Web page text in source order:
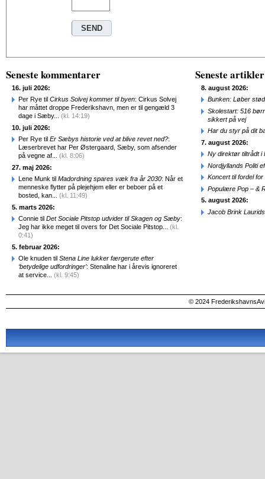
Seneste kommentarer
16. juli 2026:
Per Rye til Cirkus Solvej kommer til byen: Cirkus Solvej
har måttet droppe Frederikshavn, men er til gengæld 3
dage i Sæby... (kl. 14:19)
10. juli 2026:
Per Rye til Er Sæbys historie ved at blive revet ned?:
Læserbrevet har Per Østergaard, Sæby, som afsender
på vegne af... (kl. 8:06)
27. maj 2026:
Lene Munk til Madordning spares væk fra år 2030: Når et
menneske flytter på plejehjem eller er beboer på et
bosted, kan... (kl. 11:49)
5. marts 2026:
Connie til Det Sociale Pitstop udvider til Skagen og Sæby:
Jeg har ikke meget til overs for Det Sociale Pitstop... (kl.
0:41)
5. februar 2026:
Ole knuden til Stena Line lukker færgerute efter
‘betydelige udfordringer’: Stenaline har i årevis ignoreret
at service... (kl. 9:45)
Seneste artikler
8. august 2026:
Bunken: Løber
Skolestart: 516
sikkert på vej
Har du styr på dit
7. august 2026:
Ny direktør tiltrådt i
Nordjyllands Politi
Koncert til fordel
Populære Pop – &
5. august 2026:
Jacob Brink
© 2024